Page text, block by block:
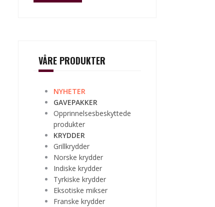
VÅRE PRODUKTER
NYHETER
GAVEPAKKER
Opprinnelsesbeskyttede
produkter
KRYDDER
Grillkrydder
Norske krydder
Indiske krydder
Tyrkiske krydder
Eksotiske mikser
Franske krydder